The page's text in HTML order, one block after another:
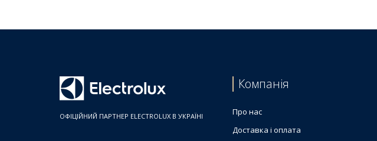
ОФІЦІЙНИЙ ПАРТНЕР ELECTROLUX В УКРАЇНІ
Компанія
Про нас
Доставка і оплата